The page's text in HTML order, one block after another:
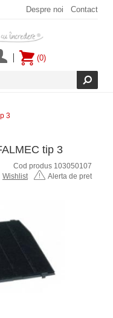
Despre noi Contact
(0)
3
tip 3
Cod produs 103050107
Wishlist
Alerta de pret